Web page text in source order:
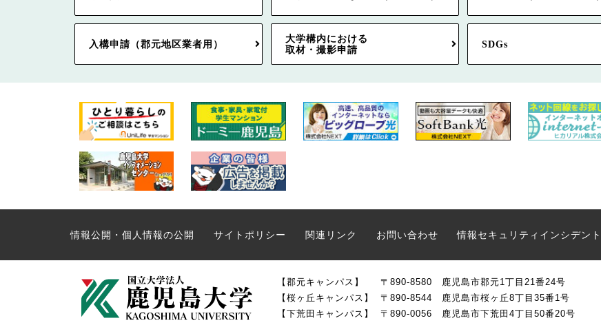
入構申請（郡元地区業者用）
大学構内における
取材・撮影申請
SDGs
情報公開・個人情報の公開 サイトポリシー 関連リンク お問い合わせ 情報セキュリティインシデン
【郡元キャンパス】 〒890-8580 鹿児島市郡元1丁目21番24号
【桜ヶ丘キャンパス】
〒890-8544 鹿児島市桜ヶ丘8丁目35番1号
【下荒田キャンパス】
〒890-0056 鹿児島市下荒田4丁目50番20号